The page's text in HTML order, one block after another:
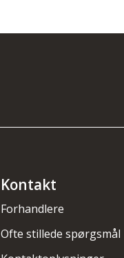
Kontakt
Forhandlere
Ofte stillede spørgsmål